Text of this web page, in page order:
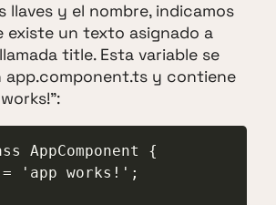
llaves y el nombre, indicamos
existe un texto asignado a
title. Esta variable se
app.component.ts y contiene
AppComponent {